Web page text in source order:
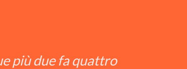
più due fa quattro